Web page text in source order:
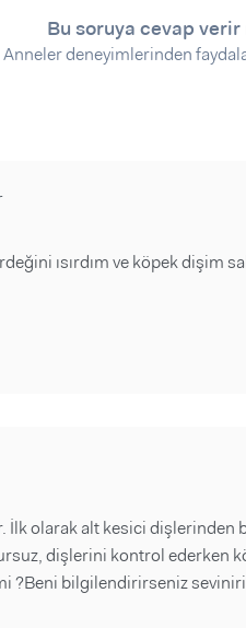
Makaleler
Videolar
Makaleler
Videolar
Eğlence
Ürünler
Bu soruya cevap
Anneler deneyimlerinden
ısırdım ve köpek dişim
İlk olarak alt kesici dişlerinden
dişlerini kontrol ederken
?Beni bilgilendirirseniz